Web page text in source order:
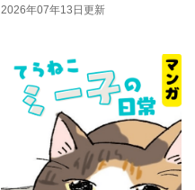
2026年07年13日更新